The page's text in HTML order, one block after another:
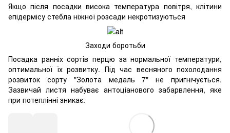
Якщо після посадки висока температура повітря, клітини
епідермісу стебла ніжної розсади некротизуються
Заходи боротьби
Посадка ранніх сортів перцю за нормальної температури,
оптимальної їх розвитку. Під час весняного похолодання
розвиток сорту "Золота медаль 7" не пригнічується.
Зазвичай листя набуває антоціанового забарвлення, яке
при потеплінні зникає.